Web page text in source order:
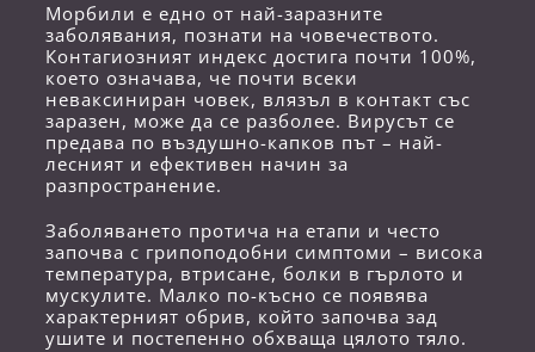
Морбили е едно от най-заразните
заболявания, познати на човечеството.
Контагиозният индекс достига почти 100%,
което означава, че почти всеки
неваксиниран човек, влязъл в контакт със
заразен, може да се разболее. Вирусът се
предава по въздушно-капков път – най-
лесният и ефективен начин за
разпространение.
Заболяването протича на етапи и често
започва с грипоподобни симптоми – висока
температура, втрисане, болки в гърлото и
мускулите. Малко по-късно се появява
характерният обрив, който започва зад
ушите и постепенно обхваща цялото тяло.